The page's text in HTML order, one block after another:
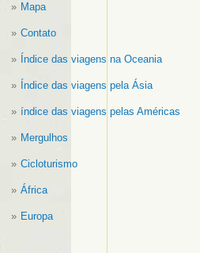
Mapa
Contato
Índice das viagens na Oceania
Índice das viagens pela Ásia
índice das viagens pelas Américas
Mergulhos
Cicloturismo
África
Europa